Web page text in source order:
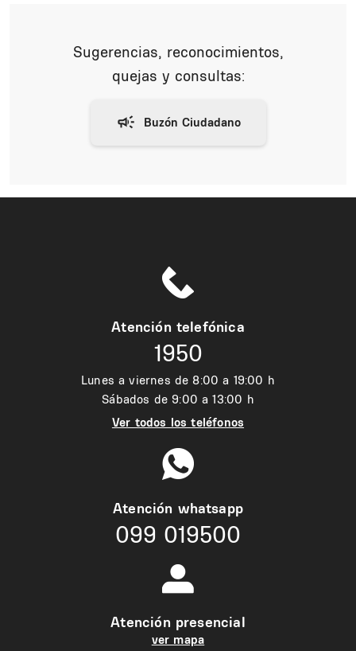
Sugerencias, reconocimientos,
quejas y consultas:
Atención telefónica
1950
Lunes a viernes de 8:00 a 19:00 h
Sábados de 9:00 a 13:00 h
Ver todos los teléfonos
Atención whatsapp
099 019500
Atención presencial
ver mapa